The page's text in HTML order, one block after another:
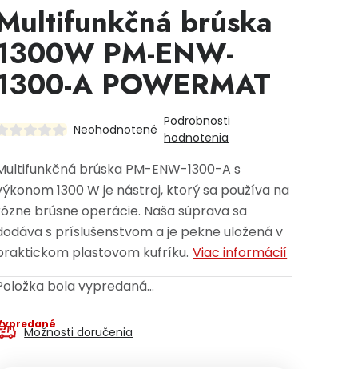
brúska
PM-ENW-
A POWERMAT
Neohodnotené
Podrobnosti
hodnotenia
brúska PM-ENW-1300-A s
1300 W je nástroj, ktorý sa používa na
brúsne operácie. Naša súprava sa
s príslušenstvom a je pekne uložená v
plastovom kufríku. Viac informácií
bola vypredaná…
Možnosti doručenia